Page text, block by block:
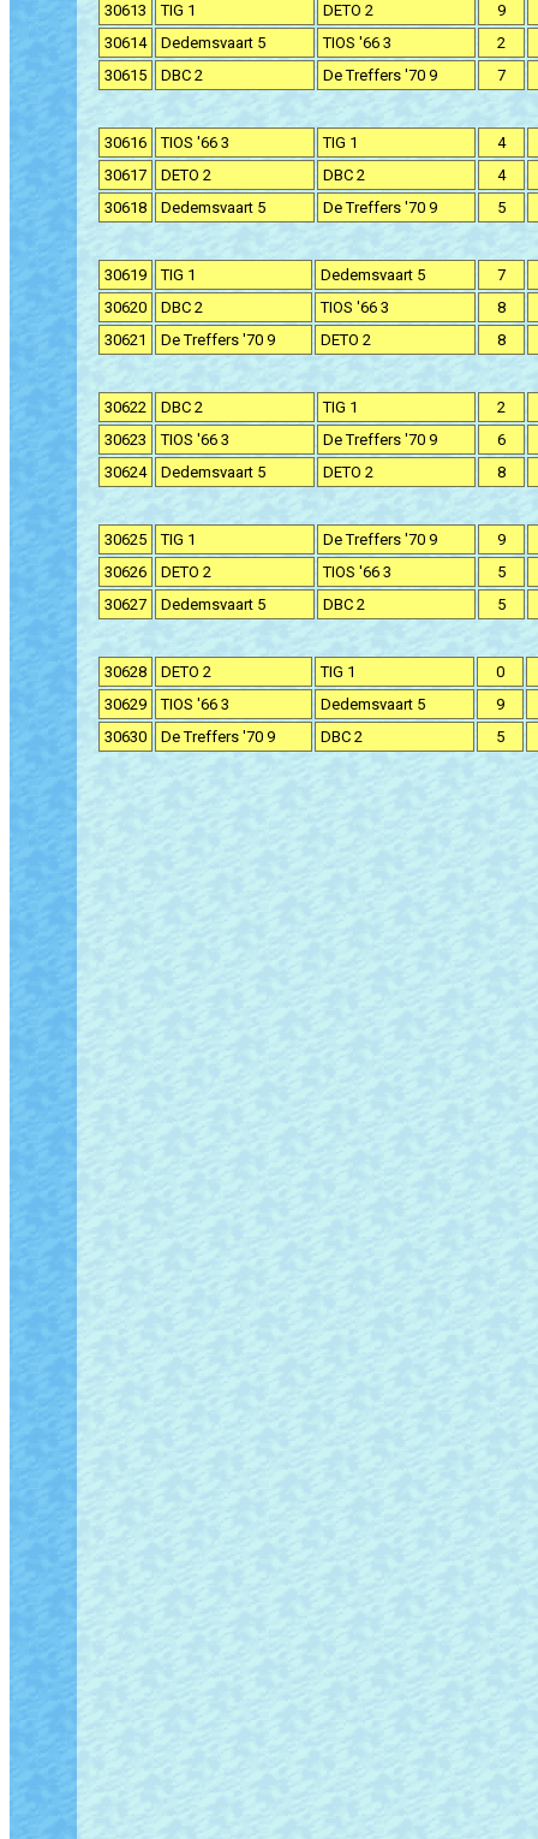
30613 TIG 1 DETO 2
9
30614
Dedemsvaart 5 TIOS '66 3
2
30615
DBC 2 De Treffers '70 9 7
30616 TIOS '66 3 TIG 1
4
30617
DETO 2 DBC 2
4
30618
Dedemsvaart 5 De Treffers '70 9 5
30619 TIG 1 Dedemsvaart 5
7
30620
DBC 2 TIOS '66 3
8
30621
De Treffers '70 9 DETO 2 8
30622 DBC 2 TIG 1
2
30623
TIOS '66 3 De Treffers '70 9
6
30624
Dedemsvaart 5 DETO 2 8
30625 TIG 1 De Treffers '70 9
9
30626
DETO 2 TIOS '66 3
5
30627
Dedemsvaart 5 DBC 2 5
30628 DETO 2 TIG 1
0
30629
TIOS '66 3 Dedemsvaart 5
9
30630
De Treffers '70 9 DBC 2 5